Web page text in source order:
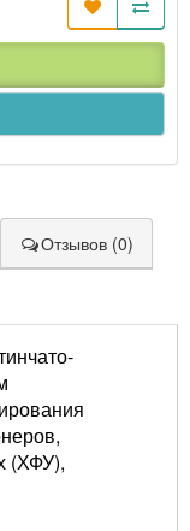
Отзывов (0)
(ХФУ),